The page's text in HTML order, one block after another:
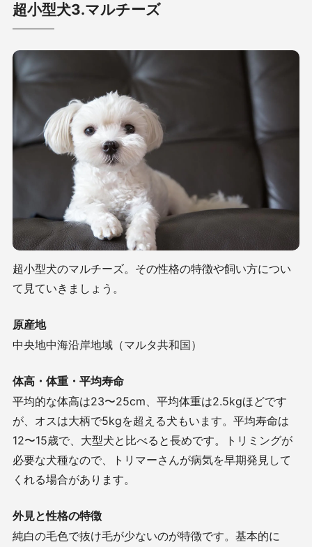
超小型犬3.マルチーズ
超小型犬のマルチーズ。その性格の特徴や飼い方につい
て見ていきましょう。
原産地
中央地中海沿岸地域（マルタ共和国）
体高・体重・平均寿命
平均的な体高は23〜25cm 、平均体重は2.5kgほどです
が、オスは大柄で5kgを超える犬もいます。平均寿命は
12〜15歳で、大型犬と比べると長めです。トリミングが
必要な犬種なので、トリマーさんが病気を早期発見して
くれる場合があります。
外見と性格の特徴
純白の毛色で抜け毛が少ないのが特徴です。基本的に